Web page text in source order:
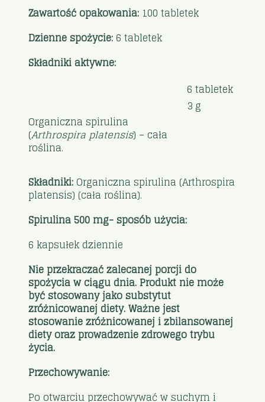
Zawartość opakowania: 100 tabletek
Dzienne spożycie:6 tabletek
Składniki aktywne:
6 tabletek
Organiczna spirulina
(Arthrospira platensis) – cała
roślina.
3 g
Składniki:Organiczna spirulina (Arthrospira
platensis) (cała roślina).
Spirulina 500 mg- sposób użycia:
6 kapsułek dziennie
Nie przekraczać zalecanej porcji do
spożycia w ciągu dnia. Produkt nie może
być stosowany jako substytut
zróżnicowanej diety. Ważne jest
stosowanie zróżnicowanej i zbilansowanej
diety oraz prowadzenie zdrowego trybu
życia.
Przechowywanie:
Po otwarciu przechowywać w suchym i